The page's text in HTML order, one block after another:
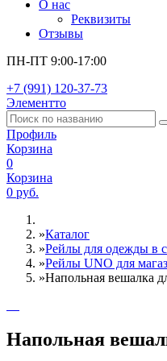
О нас
Реквизиты
Отзывы
ПН-ПТ 9:00-17:00
+7 (991) 120-37-73
Элементто
Профиль
Корзина
0
Корзина
0 руб.
»Каталог
»Рейлы для одежды в
»Рейлы UNO для
»Напольная вешалка
Напольная